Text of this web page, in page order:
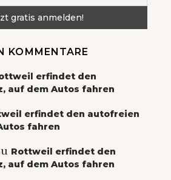
KOMMENTARE
erfindet den
auf dem Autos fahren
erfindet den autofreien
fahren
Rottweil erfindet den
auf dem Autos fahren